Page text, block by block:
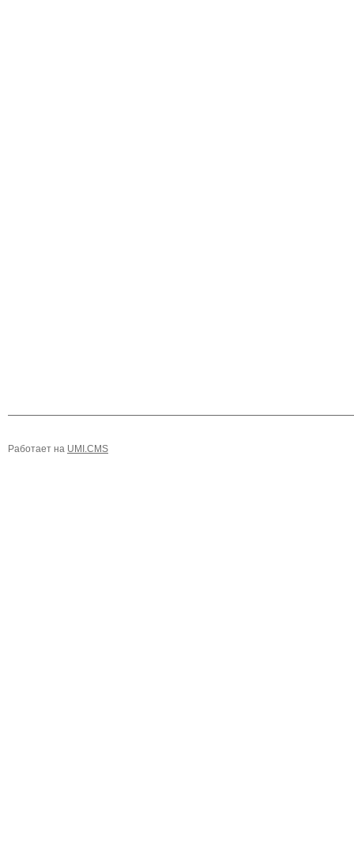
Работает на UMI.CMS